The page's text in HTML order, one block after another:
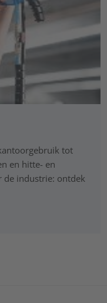
tot
en hitte- en
de industrie: ontdek